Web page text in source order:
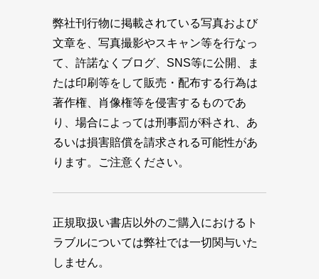
弊社刊行物に掲載されている写真および
文章を、写真撮影やスキャン等を行なっ
て、許諾なくブログ、SNS等に公開、ま
たは印刷等をして販売・配布する行為は
著作権、肖像権等を侵害するものであ
り、場合によっては刑事罰が科され、あ
るいは損害賠償を請求される可能性があ
ります。ご注意ください。
正規取扱い書店以外のご購入におけるト
ラブルについては弊社では一切関与いた
しません。